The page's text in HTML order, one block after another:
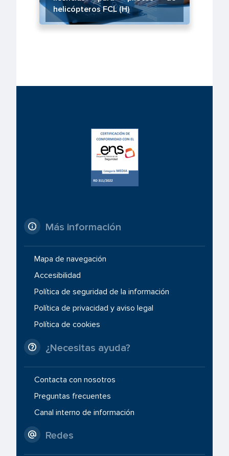
helicópteros FCL (H)
Más información
Mapa de navegación
Accesibilidad
Política de seguridad de la información
Política de privacidad y aviso legal
Política de cookies
¿Necesitas ayuda?
Contacta con nosotros
Preguntas frecuentes
Canal interno de información
Redes